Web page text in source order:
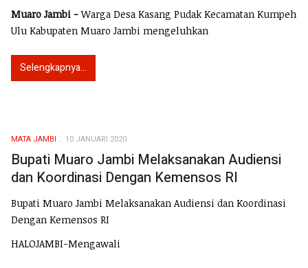
Muaro Jambi -Warga Desa Kasang Pudak Kecamatan Kumpeh
Ulu Kabupaten Muaro Jambi mengeluhkan
Selengkapnya...
MATA JAMBI 10 JANUARI 2020
Bupati Muaro Jambi Melaksanakan Audiensi
dan Koordinasi Dengan Kemensos RI
Bupati Muaro Jambi Melaksanakan Audiensi dan Koordinasi
Dengan Kemensos RI
HALOJAMBI-Mengawali